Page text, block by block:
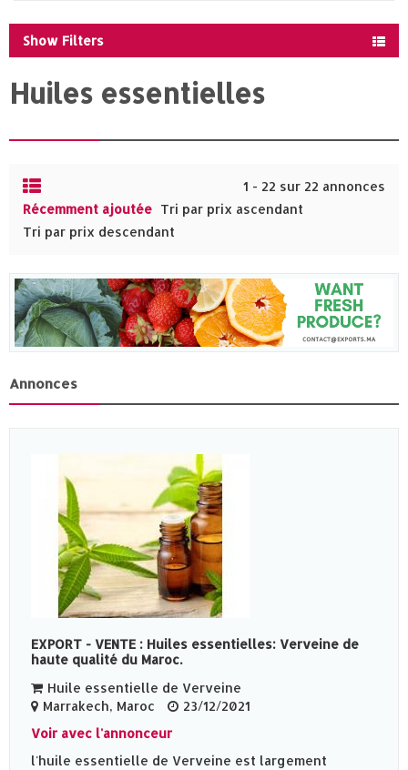
Show Filters
Huiles essentielles
1 - 22 sur 22 annonces
Récemment ajoutée Tri par prix ascendant
Tri par prix descendant
Annonces
EXPORT - VENTE : Huiles essentielles: Verveine de
haute qualité du Maroc.
Huile essentielle de Verveine
Marrakech, Maroc
23/12/2021
Voir avec l'annonceur
l'huile essentielle de Verveine est largement